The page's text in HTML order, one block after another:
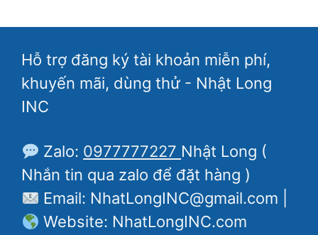
Hỗ trợ đăng ký tài khoản miễn phí,
khuyến mãi, dùng thử - Nhật Long
INC
Zalo: 0977777227 Nhật Long (
Nhắn tin qua zalo để đặt hàng )
Email: NhatLongINC@gmail.com |
Website: NhatLongINC.com